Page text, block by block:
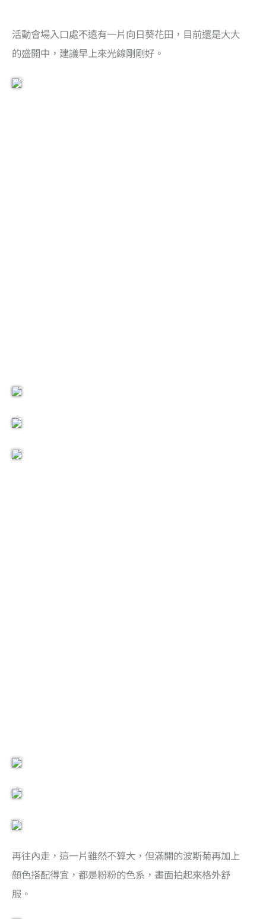
活動會場入口處不遠有一片向日葵花田，目前還是大大
的盛開中，建議早上來光線剛剛好。
再往內走，這一片雖然不算大，但滿開的波斯菊再加上
顏色搭配得宜，都是粉粉的色系，畫面拍起來格外舒
服。